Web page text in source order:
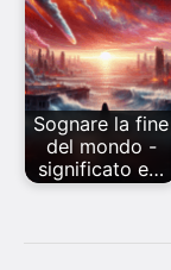
Sognare la fine
del mondo -
significato e…